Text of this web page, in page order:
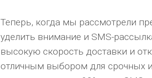
Теперь, когда мы рассмотрели
уделить внимание и SMS-
высокую скорость доставки и
отличным выбором для срочных